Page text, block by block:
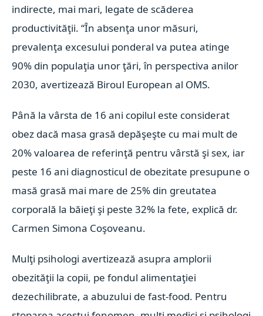
indirecte, mai mari, legate de scăderea
productivităţii. “În absenţa unor măsuri,
prevalenţa excesului ponderal va putea atinge
90% din populaţia unor ţări, în perspectiva anilor
2030, avertizează Biroul European al OMS.
Până la vârsta de 16 ani copilul este considerat
obez dacă masa grasă depăşeşte cu mai mult de
20% valoarea de referinţă pentru vârstă şi sex, iar
peste 16 ani diagnosticul de obezitate presupune o
masă grasă mai mare de 25% din greutatea
corporală la băieţi şi peste 32% la fete, explică dr.
Carmen Simona Coşoveanu.
Mulţi psihologi avertizează asupra amplorii
obezităţii la copii, pe fondul alimentaţiei
dezechilibrate, a abuzului de fast-food. Pentru